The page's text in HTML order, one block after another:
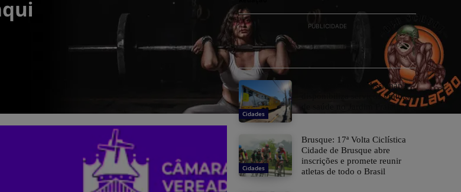
PUBLICIDADE
Cidades
Itapema: Carreta Missionária
disponibiliza serviços gratuitos
de saúde no Jardim Praiamar
Cidades
Brusque: 17ª Volta Ciclística
Cidade de Brusque abre
inscrições e promete reunir
atletas de todo o Brasil